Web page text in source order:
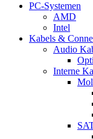
PC-Systemen
AMD
Intel
Kabels &
Audio
Interne